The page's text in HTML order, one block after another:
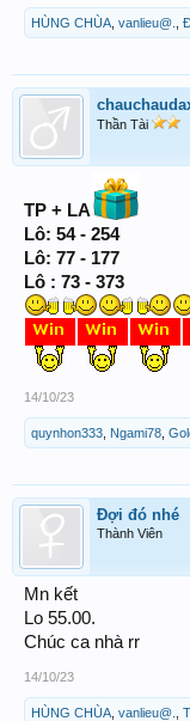
HÙNG CHÙA vanlieu@.
Thần Tài
TP + LA
Lô: 54 - 254
Lô: 77 - 177
Lô : 73 - 373
14/10/23
quynhon333 Ngami78
Đợi đó nhé
Thành Viên
Mn kết
Lo 55.00.
Chúc ca nhà rr
14/10/23
HÙNG CHÙA vanlieu@.